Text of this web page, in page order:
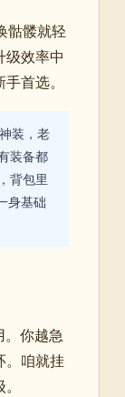
骷髅就轻
效率中
首选。
装，老
装备都
背包里
身基础
。你越急
。咱就挂